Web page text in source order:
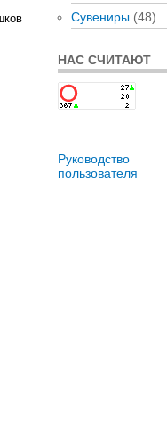
Сувениры (48)
НАС СЧИТАЮТ
Руководство
пользователя